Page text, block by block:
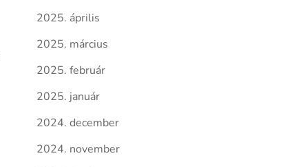
2025. április
2025. március
2025. február
2025. január
2024. december
2024. november